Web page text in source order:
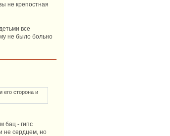
не крепостная
все
не было больно
его сторона и
бац - гипс
не сердцем, но